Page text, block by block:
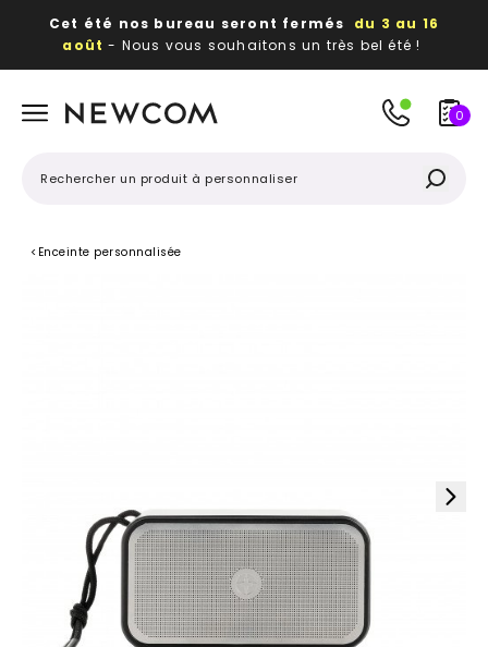
Cet été nos bureau seront fermés du 3 au 16
août - Nous vous souhaitons un très bel été !
publicitaires
0
< Enceinte personnalisée